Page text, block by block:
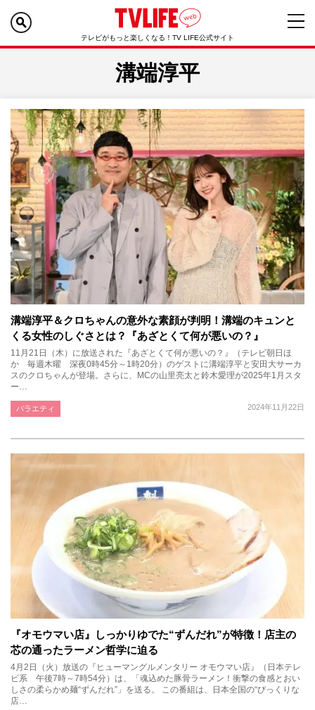
テレビがもっと楽しくなる！TV LIFE公式サイト
溝端淳平
溝端淳平＆クロちゃんの意外な素顔が判明！溝端のキュンと
くる女性のしぐさとは？『あざとくて何が悪いの？』
11月21日（木）に放送された『あざとくて何が悪いの？』（テレビ朝日ほ
か 毎週木曜 深夜0時45分～1時20分）のゲストに溝端淳平と安田大サーカ
スのクロちゃんが登場。さらに、MCの山里亮太と鈴木愛理が2025年1月スタ
ー…
2024年11月22日
バラエティ
『オモウマい店』しっかりゆでた“ずんだれ”が特徴！店主の
芯の通ったラーメン哲学に迫る
4月2日（火）放送の『ヒューマングルメンタリー オモウマい店』（日本テレ
ビ系 午後7時～7時54分）は、「魂込めた豚骨ラーメン！衝撃の食感とおい
しさの柔らかめ麺“ずんだれ”」を送る。 この番組は、日本全国の“びっくりな
店…